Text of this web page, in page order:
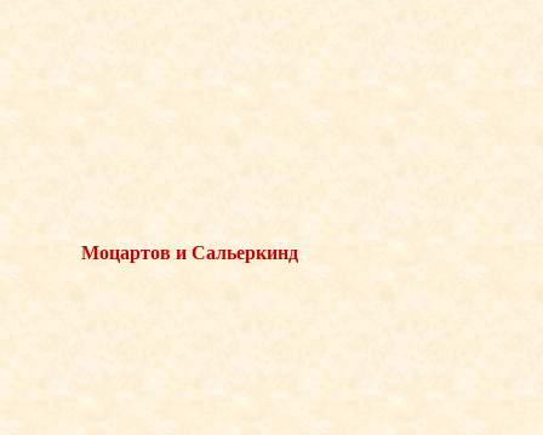
Моцартов и Сальеркинд